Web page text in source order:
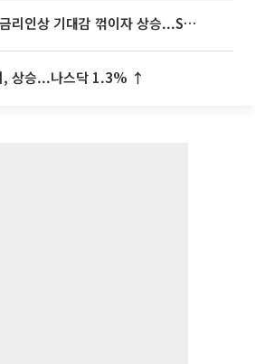
뉴욕증시, 연준 금리인상 기대감 꺾이자 상승...S&P500 사상 최고치 [종합]
, 상승...나스닥 1.3% ↑